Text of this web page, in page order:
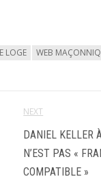
LOGE WEB
NEXT
DANIEL KELLER
N’EST PAS «
COMPATIBLE »